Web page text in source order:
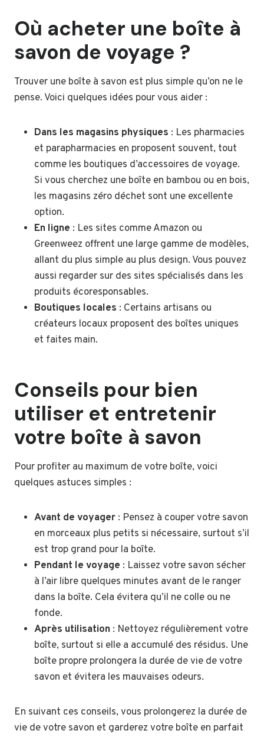
Où acheter une boîte à
savon de voyage ?
Trouver une boîte à savon est plus simple qu’on ne le
pense. Voici quelques idées pour vous aider :
Dans les magasins physiques : Les pharmacies
et parapharmacies en proposent souvent, tout
comme les boutiques d’accessoires de voyage.
Si vous cherchez une boîte en bambou ou en bois,
les magasins zéro déchet sont une excellente
option.
En ligne : Les sites comme Amazon ou
Greenweez offrent une large gamme de modèles,
allant du plus simple au plus design. Vous pouvez
aussi regarder sur des sites spécialisés dans les
produits écoresponsables.
Boutiques locales : Certains artisans ou
créateurs locaux proposent des boîtes uniques
et faites main.
Conseils pour bien
utiliser et entretenir
votre boîte à savon
Pour profiter au maximum de votre boîte, voici
quelques astuces simples :
Avant de voyager : Pensez à couper votre savon
en morceaux plus petits si nécessaire, surtout s’il
est trop grand pour la boîte.
Pendant le voyage : Laissez votre savon sécher
à l’air libre quelques minutes avant de le ranger
dans la boîte. Cela évitera qu’il ne colle ou ne
fonde.
Après utilisation : Nettoyez régulièrement votre
boîte, surtout si elle a accumulé des résidus. Une
boîte propre prolongera la durée de vie de votre
savon et évitera les mauvaises odeurs.
En suivant ces conseils, vous prolongerez la durée de
vie de votre savon et garderez votre boîte en parfait